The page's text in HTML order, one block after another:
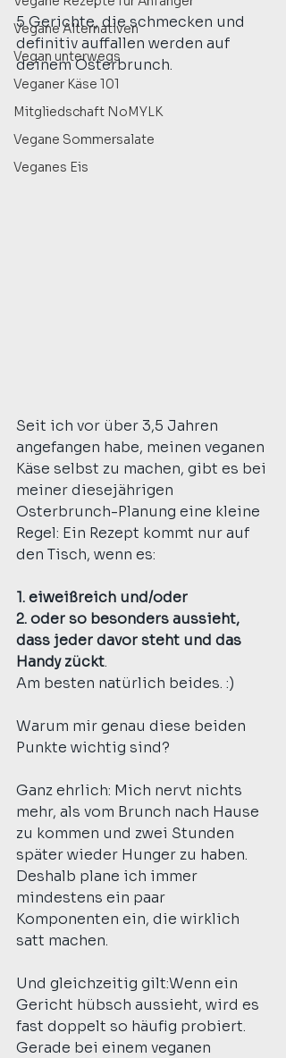
Vegane Alternativen
Vegan unterwegs
Veganer Käse 101
Mitgliedschaft NoMYLK
Vegane Sommersalate
Veganes Eis
5 Gerichte, die schmecken und
definitiv auffallen werden auf
deinem Osterbrunch.
Seit ich vor über 3,5 Jahren
angefangen habe, meinen veganen
Käse selbst zu machen, gibt es bei
meiner diesejährigen
Osterbrunch-Planung eine kleine
Regel: Ein Rezept kommt nur auf
den Tisch, wenn es:
1. eiweißreich und/oder
2. oder so besonders aussieht,
dass jeder davor steht und das
Handy zückt.
Am besten natürlich beides. :)
Warum mir genau diese beiden
Punkte wichtig sind?
Ganz ehrlich: Mich nervt nichts
mehr, als vom Brunch nach Hause
zu kommen und zwei Stunden
später wieder Hunger zu haben.
Deshalb plane ich immer
mindestens ein paar
Komponenten ein, die wirklich
satt machen.
Und gleichzeitig gilt:Wenn ein
Gericht hübsch aussieht, wird es
fast doppelt so häufig probiert.
Gerade bei einem veganen